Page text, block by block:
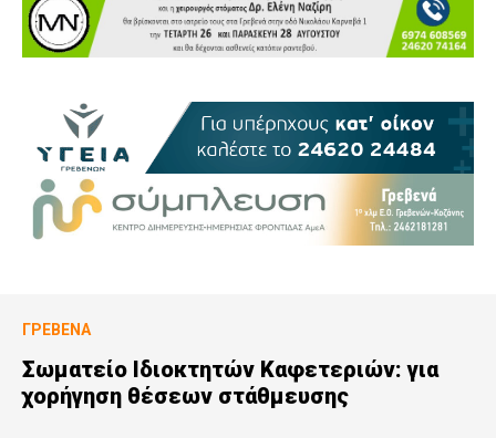
ΓΡΕΒΕΝΆ
Σωματείο Ιδιοκτητών Καφετεριών: για
χορήγηση θέσεων στάθμευσης